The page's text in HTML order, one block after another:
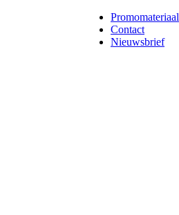
Promomateriaal
Contact
Nieuwsbrief